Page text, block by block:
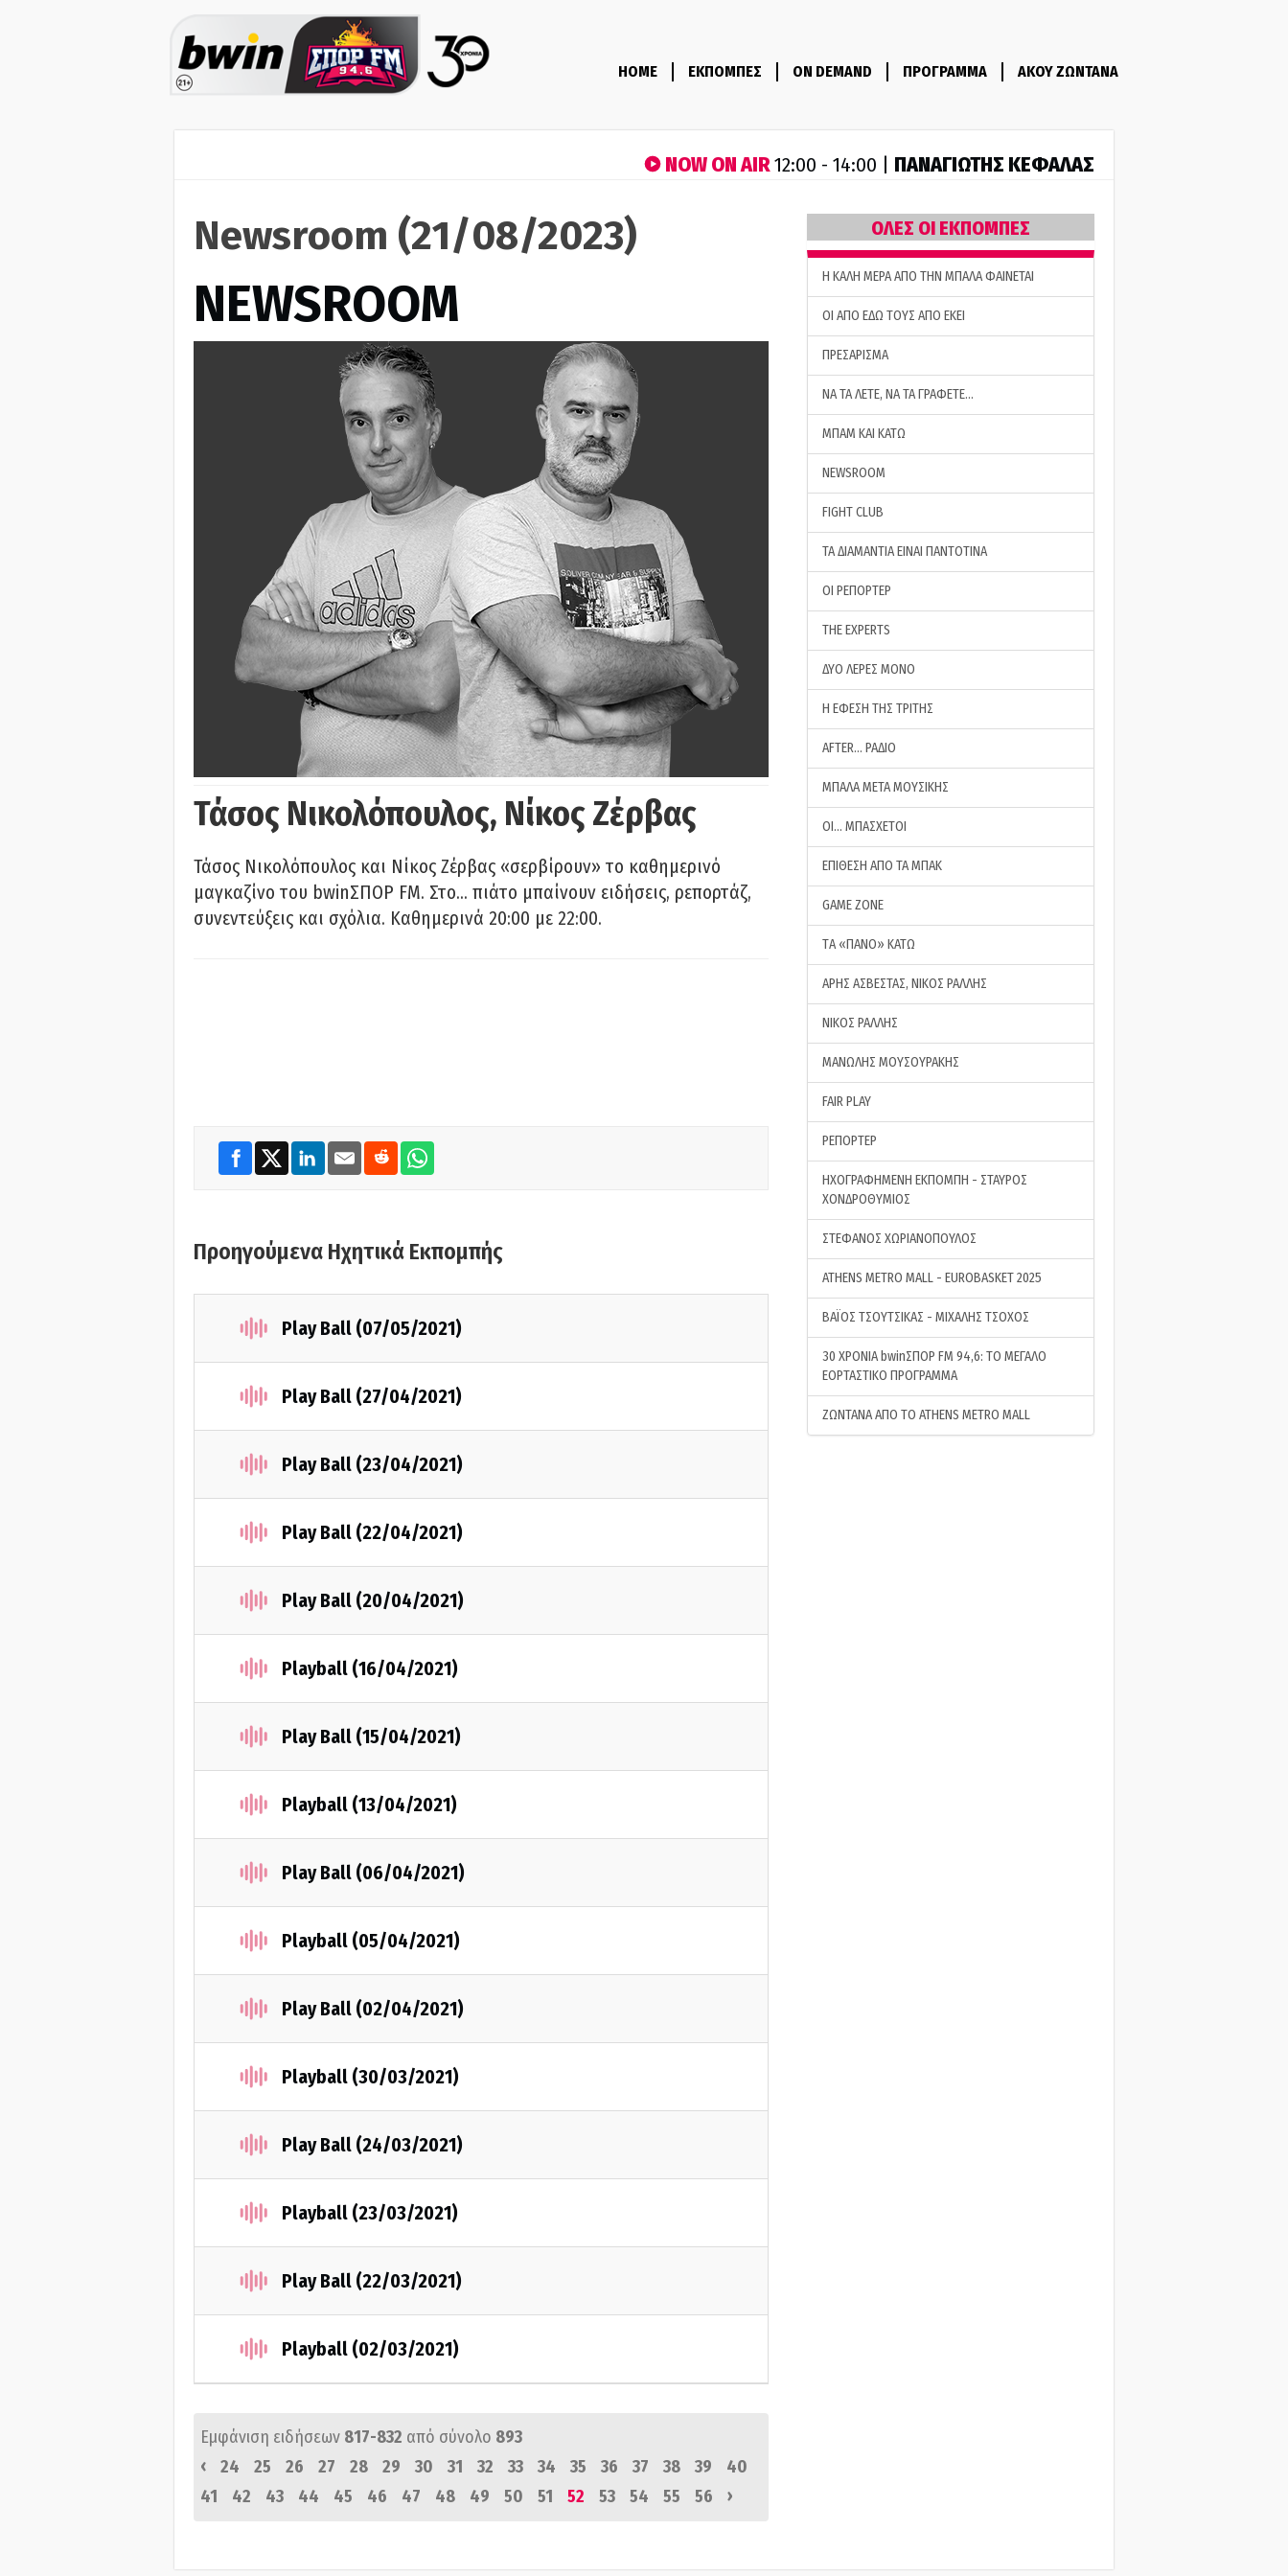
HOME ΕΚΠΟΜΠΕΣ ON DEMAND ΠΡΟΓΡΑΜΜΑ ΑΚΟΥ ΖΩΝΤΑΝΑ
NOW ON AIR12:00 - 14:00 | ΠΑΝΑΓΙΩΤΗΣ ΚΕΦΑΛΑΣ
Newsroom (21/08/2023)
NEWSROOM
Τάσος Νικολόπουλος, Νίκος Ζέρβας
Τάσος Νικολόπουλος και Νίκος Ζέρβας «σερβίρουν» το καθημερινό
μαγκαζίνο του bwinΣΠΟΡ FM. Στο… πιάτο μπαίνουν ειδήσεις, ρεπορτάζ,
συνεντεύξεις και σχόλια. Καθημερινά 20:00 με 22:00.
Προηγούμενα Ηχητικά Εκπομπής
Play Ball (07/05/2021)
Play Ball (27/04/2021)
Play Ball (23/04/2021)
Play Ball (22/04/2021)
Play Ball (20/04/2021)
Playball (16/04/2021)
Play Ball (15/04/2021)
Playball (13/04/2021)
Play Ball (06/04/2021)
Playball (05/04/2021)
Play Ball (02/04/2021)
Playball (30/03/2021)
Play Ball (24/03/2021)
Playball (23/03/2021)
Play Ball (22/03/2021)
Playball (02/03/2021)
Εμφάνιση ειδήσεων 817-832 από σύνολο 893
‹
24 25 26 27 28 29 30 31 32 33 34 35 36 37 38 39
40
41
42 43 44 45 46 47 48 49 50 51 52 53 54 55 56 ›
ΟΛΕΣ ΟΙ ΕΚΠΟΜΠΕΣ
H ΚΑΛΗ ΜΕΡΑ ΑΠΟ ΤΗΝ ΜΠΑΛΑ ΦΑΙΝΕΤΑΙ
ΟΙ ΑΠΟ ΕΔΩ ΤΟΥΣ ΑΠΟ ΕΚΕΙ
ΠΡΕΣΑΡΙΣΜΑ
ΝΑ ΤΑ ΛΕΤΕ, ΝΑ ΤΑ ΓΡΑΦΕΤΕ…
ΜΠΑΜ ΚΑΙ ΚΑΤΩ
NEWSROOM
FIGHT CLUB
ΤΑ ΔΙΑΜΑΝΤΙΑ ΕΙΝΑΙ ΠΑΝΤΟΤΙΝΑ
ΟΙ ΡΕΠΟΡΤΕΡ
THE EXPERTS
ΔΥΟ ΛΕΡΕΣ ΜΟΝΟ
Η ΕΦΕΣΗ ΤΗΣ ΤΡΙΤΗΣ
AFTER… ΡΑΔΙΟ
ΜΠΑΛΑ ΜΕΤΑ ΜΟΥΣΙΚΗΣ
ΟΙ… ΜΠΑΣΧΕΤΟΙ
ΕΠΙΘΕΣΗ ΑΠΟ ΤΑ ΜΠΑΚ
GAME ZONE
ΤA «ΠΑΝΟ» ΚΑΤΩ
ΑΡΗΣ ΑΣΒΕΣΤΑΣ, ΝΙΚΟΣ ΡΑΛΛΗΣ
ΝΙΚΟΣ ΡΑΛΛΗΣ
ΜΑΝΩΛΗΣ ΜΟΥΣΟΥΡΑΚΗΣ
FAIR PLAY
ΡΕΠΟΡΤΕΡ
ΗΧΟΓΡΑΦΗΜΕΝΗ ΕΚΠΟΜΠΗ - ΣΤΑΥΡΟΣ
ΧΟΝΔΡΟΘΥΜΙΟΣ
ΣΤΕΦΑΝΟΣ ΧΩΡΙΑΝΟΠΟΥΛΟΣ
ATHENS METRO MALL - EUROBASKET 2025
ΒΑΪΟΣ ΤΣΟΥΤΣΙΚΑΣ - ΜΙΧΑΛΗΣ ΤΣΟΧΟΣ
30 ΧΡΟΝΙΑ bwinΣΠΟΡ FM 94,6: ΤΟ ΜΕΓΑΛΟ
ΕΟΡΤΑΣΤΙΚΟ ΠΡΟΓΡΑΜΜΑ
ΖΩΝΤΑΝΑ ΑΠΟ ΤΟ ATHENS METRO MALL